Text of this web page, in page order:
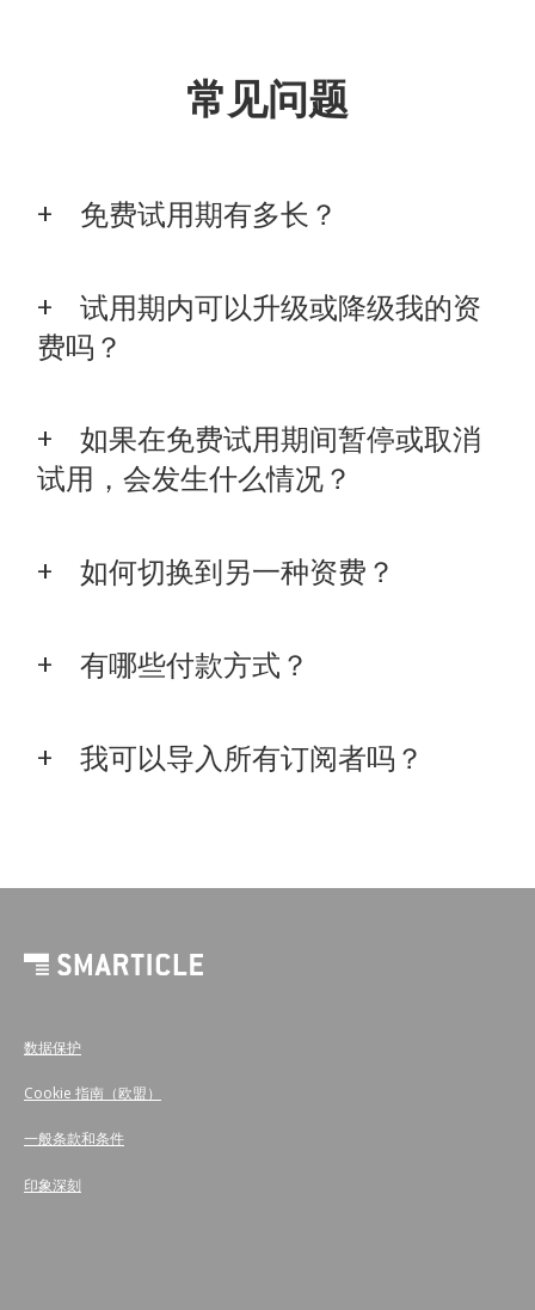
常见问题
免费试用期有多长？
试用期内可以升级或降级我的资
费吗？
如果在免费试用期间暂停或取消
试用，会发生什么情况？
如何切换到另一种资费？
有哪些付款方式？
我可以导入所有订阅者吗？
数据保护
Cookie 指南（欧盟）
一般条款和条件
印象深刻